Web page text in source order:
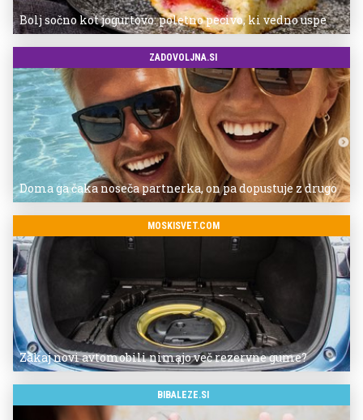
Bolj sočno kot jogurtovo: poletno pecivo, ki vedno uspe
ZADOVOLJNA.SI
Doma ga čaka noseča partnerka, on pa dopustuje z drugo
MOSKISVET.COM
Zakaj novi avtomobili nimajo več rezervne gume?
BIBALEZE.SI